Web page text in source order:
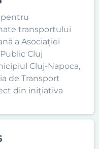
pentru
transportului
a Asociației
Cluj
Cluj-Napoca,
de Transport
din inițiativa